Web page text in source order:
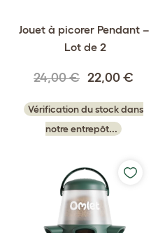
Jouet à picorer Pendant –
Lot de 2
24,00 € 22,00 €
Vérification du stock dans
notre entrepôt...